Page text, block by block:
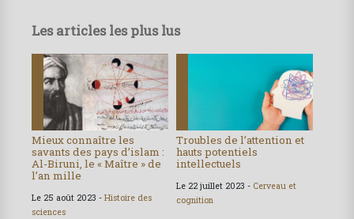
Les articles les plus lus
Mieux connaître les
savants des pays d’islam :
Al-Biruni, le « Maître » de
l’an mille
Le 25 août 2023 - Histoire des
sciences
Troubles de l’attention et
hauts potentiels
intellectuels
Le 22 juillet 2023 - Cerveau et
cognition